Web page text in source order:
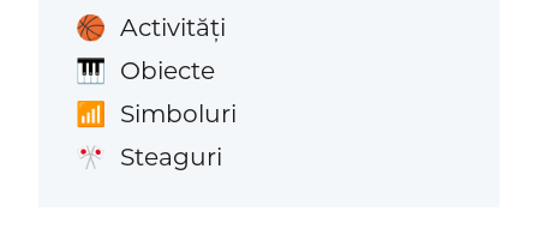
🏀 Activități
🎹 Obiecte
📶 Simboluri
🎌 Steaguri